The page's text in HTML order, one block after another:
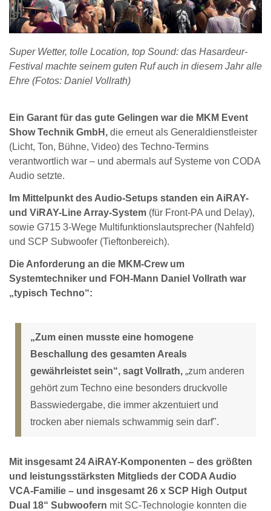
Super Wetter, tolle Location, top Sound: das Hasardeur-
Festival machte seinem guten Ruf auch in diesem Jahr alle
Ehre (Fotos: Daniel Vollrath)
Ein Garant für das gute Gelingen war die MKM Event
Show Technik GmbH, die erneut als Generaldienstleister
(Licht, Ton, Bühne, Video) des Techno-Termins
verantwortlich war – und abermals auf Systeme von CODA
Audio setzte.
Im Mittelpunkt des Audio-Setups standen ein AiRAY-
und ViRAY-Line Array-System (für Front-PA und Delay),
sowie G715 3-Wege Multifunktionslautsprecher (Nahfeld)
und SCP Subwoofer (Tieftonbereich).
Die Anforderung an die MKM-Crew um
Systemtechniker und FOH-Mann Daniel Vollrath war
„typisch Techno“:
„Zum einen musste eine homogene
Beschallung des gesamten Areals
gewährleistet sein“, sagt Vollrath, „zum anderen
gehört zum Techno eine besonders druckvolle
Basswiedergabe, die immer akzentuiert und
trocken aber niemals schwammig sein darf".
Mit insgesamt 24 AiRAY-Komponenten – des größten
und leistungsstärksten Mitglieds der CODA Audio
VCA-Familie – und insgesamt 26 x SCP High Output
Dual 18“ Subwoofern mit SC-Technologie konnten die